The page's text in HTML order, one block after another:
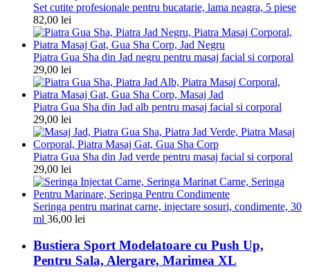
Set cutite profesionale pentru bucatarie, lama neagra, 5 piese
82,00 lei
Piatra Gua Sha din Jad negru pentru masaj facial si corporal
29,00 lei
Piatra Gua Sha din Jad alb pentru masaj facial si corporal
29,00 lei
Piatra Gua Sha din Jad verde pentru masaj facial si corporal
29,00 lei
Seringa pentru marinat carne, injectare sosuri, condimente, 30
ml 36,00 lei
Bustiera Sport Modelatoare cu Push Up,
Pentru Sala, Alergare, Marimea XL